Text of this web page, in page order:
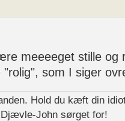
meeeeget stille og
som I siger
Hold du kæft din
John sørget for!